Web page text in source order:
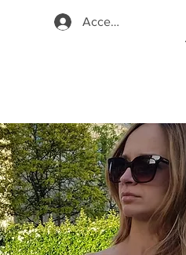
Accedi